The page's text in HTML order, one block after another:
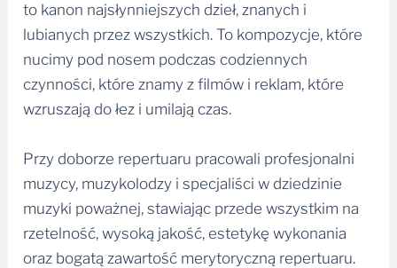
to kanon najsłynniejszych dzieł, znanych i
lubianych przez wszystkich. To kompozycje, które
nucimy pod nosem podczas codziennych
czynności, które znamy z filmów i reklam, które
wzruszają do łez i umilają czas.
Przy doborze repertuaru pracowali profesjonalni
muzycy, muzykolodzy i specjaliści w dziedzinie
muzyki poważnej, stawiając przede wszystkim na
rzetelność, wysoką jakość, estetykę wykonania
oraz bogatą zawartość merytoryczną repertuaru.